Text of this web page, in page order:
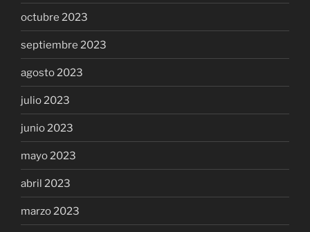
octubre 2023
septiembre 2023
agosto 2023
julio 2023
junio 2023
mayo 2023
abril 2023
marzo 2023